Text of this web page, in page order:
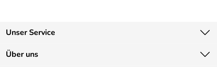
Unser Service
Kontakt
Über uns